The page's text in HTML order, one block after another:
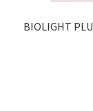
BIOLIGHT